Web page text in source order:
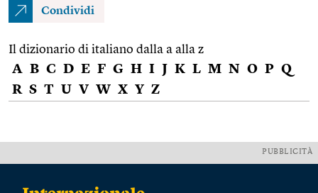
Condividi
Il dizionario di italiano dalla a alla z
A B C D E F G H I J K L M N O P Q
R S T U V W X Y Z
PUBBLICITÀ